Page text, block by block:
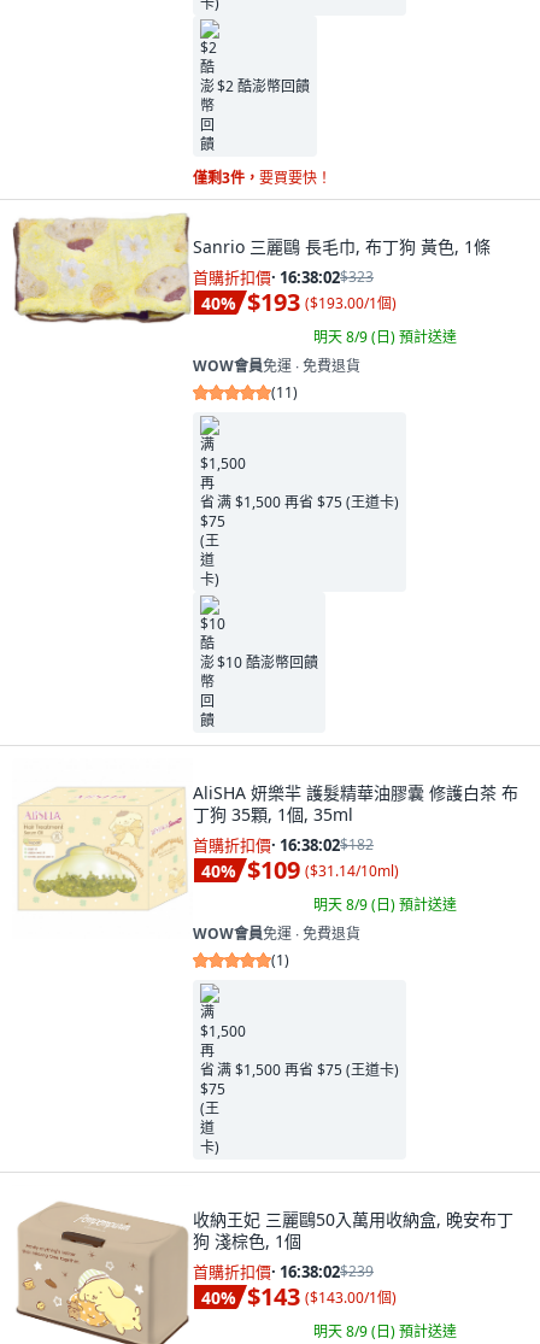
$2 酷澎幣回饋
僅剩3件， 要買要快！
Sanrio 三麗鷗 長毛巾, 布丁狗 黃色, 1條
首購折扣價· 16:38:00$323
40% $193 ($193.00/1個)
明天 8/9 (日)預計送達
WOW會員免運 ∙ 免費退貨
(11)
满 $1,500 再省 $75 (王道卡)
$10 酷澎幣回饋
AliSHA 妍樂羋 護髮精華油膠囊 修護白茶 布
丁狗 35顆, 1個, 35ml
首購折扣價· 16:38:00$182
40% $109 ($31.14/10ml)
明天 8/9 (日)預計送達
WOW會員免運 ∙ 免費退貨
(1)
满 $1,500 再省 $75 (王道卡)
收納王妃 三麗鷗50入萬用收納盒, 晚安布丁
狗 淺棕色, 1個
首購折扣價· 16:38:00$239
40% $143 ($143.00/1個)
明天 8/9 (日)預計送達